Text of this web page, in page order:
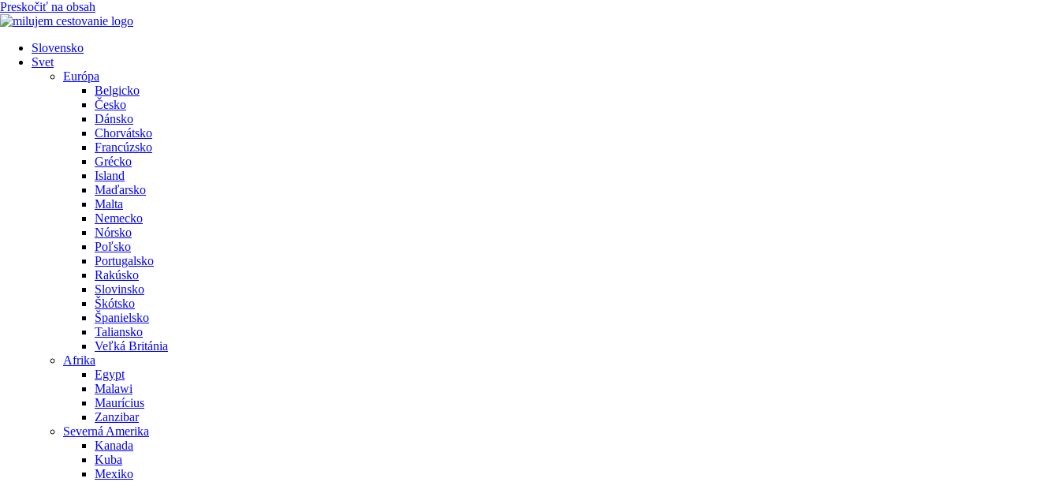
Preskočiť na obsah
Slovensko
Svet
Európa
Belgicko
Česko
Dánsko
Chorvátsko
Francúzsko
Grécko
Island
Maďarsko
Malta
Nemecko
Nórsko
Poľsko
Portugalsko
Rakúsko
Slovinsko
Škótsko
Španielsko
Taliansko
Veľká Británia
Afrika
Egypt
Malawi
Maurícius
Zanzibar
Severná Amerika
Kanada
Kuba
Mexiko